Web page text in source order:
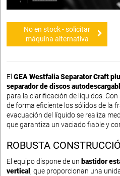
No en stock - solicitar
máquina alternativa
El GEA Westfalia Separator Craft
separador de discos
para la clarificación de líquidos. Con
de forma eficiente los sólidos de la
evacuación del líquido se realiza
que garantiza un vaciado fiable y
ROBUSTA
El equipo dispone de un bastidor
vertical , que proporcionan una